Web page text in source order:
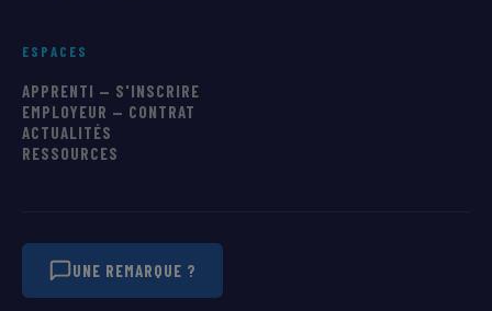
ESPACES
APPRENTI — S'INSCRIRE
EMPLOYEUR — CONTRAT
ACTUALITÉS
RESSOURCES
UNE REMARQUE ?